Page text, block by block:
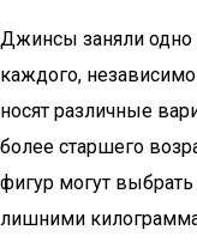
Джинсы заняли одно
каждого,
носят различные
более старшего
фигур могут
лишними